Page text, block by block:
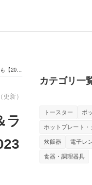
進化するPCとデバイスの未来
経営リーダーのコミュニティ
月版】
新）
ラ
カテゴリ一
トースター ポ
ホットプレート・
炊飯器 電子レ
食器・調理器具